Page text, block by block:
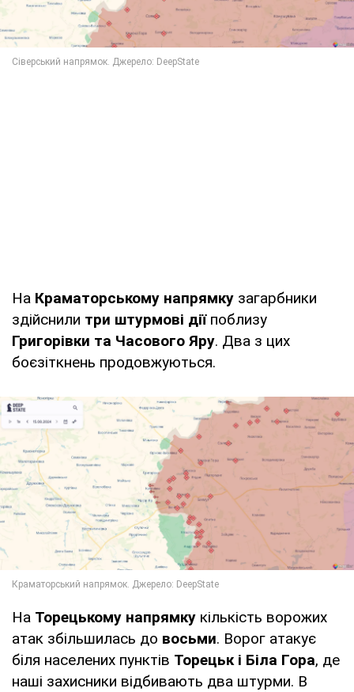
На Краматорському напрямку загарбники
здійснили три штурмові дії поблизу
Григорівки та Часового Яру. Два з цих
боєзіткнень продовжуються.
На Торецькому напрямку кількість ворожих
атак збільшилась до восьми. Ворог атакує
біля населених пунктів Торецьк і Біла Гора, де
наші захисники відбивають два штурми. В